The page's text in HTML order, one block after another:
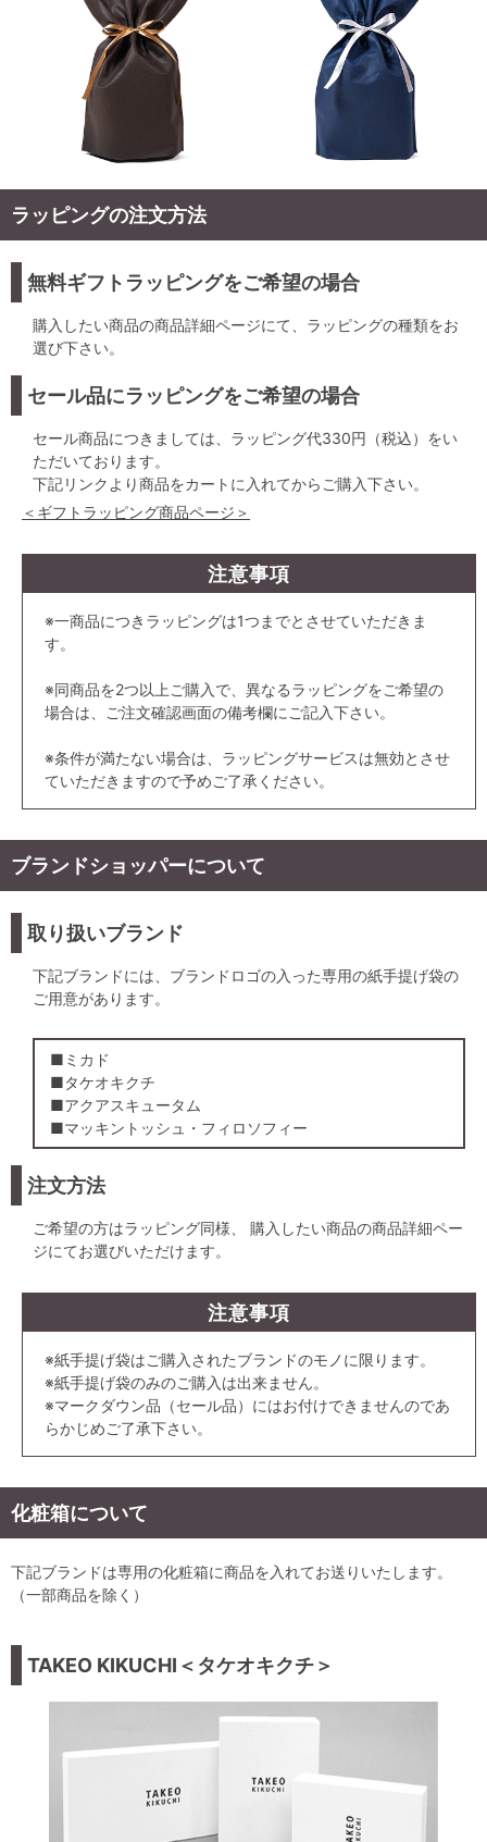
ラッピングの注文方法
無料ギフトラッピングをご希望の場合
購入したい商品の商品詳細ページにて、ラッピングの種類をお
選び下さい。
セール品にラッピングをご希望の場合
セール商品につきましては、ラッピング代330円（税込）をい
ただいております。
下記リンクより商品をカートに入れてからご購入下さい。
＜ギフトラッピング商品ページ＞
注意事項
※一商品につきラッピングは1つまでとさせていただきま
す。
※同商品を2つ以上ご購入で、異なるラッピングをご希望の
場合は、ご注文確認画面の備考欄にご記入下さい。
※条件が満たない場合は、ラッピングサービスは無効とさせ
ていただきますので予めご了承ください。
ブランドショッパーについて
取り扱いブランド
下記ブランドには、ブランドロゴの入った専用の紙手提げ袋の
ご用意があります。
■ミカド
■タケオキクチ
■アクアスキュータム
■マッキントッシュ・フィロソフィー
注文方法
ご希望の方はラッピング同様、 購入したい商品の商品詳細ペー
ジにてお選びいただけます。
注意事項
※紙手提げ袋はご購入されたブランドのモノに限ります。
※紙手提げ袋のみのご購入は出来ません。
※マークダウン品（セール品）にはお付けできませんのであ
らかじめご了承下さい。
化粧箱について
下記ブランドは専用の化粧箱に商品を入れてお送りいたします。
（一部商品を除く）
TAKEO KIKUCHI＜タケオキクチ＞